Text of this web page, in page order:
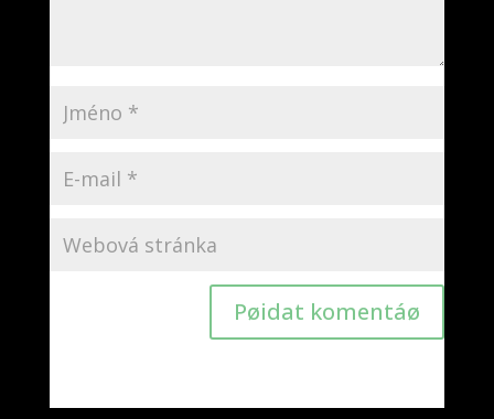
Pøidat komentáø